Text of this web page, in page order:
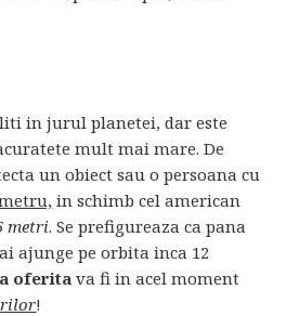
in jurul planetei, dar este
mult mai mare. De
un obiect sau o persoana cu
in schimb cel american
metri. Se prefigureaza ca pana
ajunge pe orbita inca 12
oferita va fi in acel moment
!